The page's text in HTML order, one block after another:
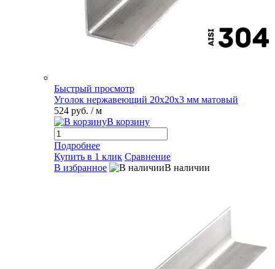
Быстрый просмотр
Уголок нержавеющий 20х20х3 мм матовый
524 руб. / м
В корзину
Подробнее
Купить в 1 клик Сравнение
В избранное
В наличии